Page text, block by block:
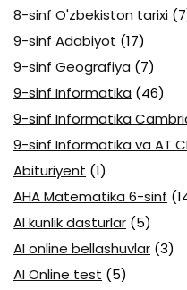
8-sinf O'zbekiston tarixi
9-sinf Adabiyot (17)
9-sinf Geografiya (7)
9-sinf Informatika (46)
9-sinf Informatika
9-sinf Informatika va AT
Abituriyent (1)
AHA Matematika 6-sinf
AI kunlik dasturlar (5)
AI online bellashuvlar (3)
AI Online test (5)